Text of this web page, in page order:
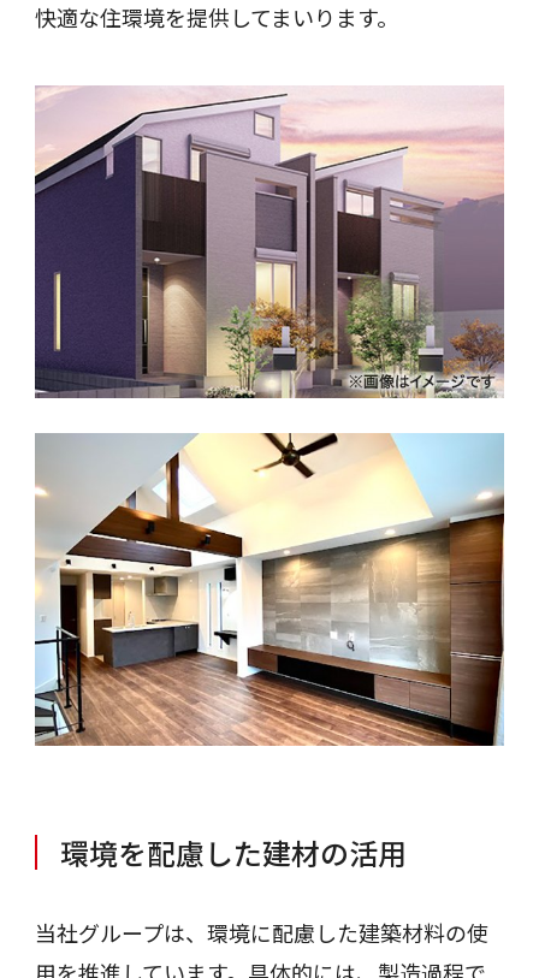
快適な住環境を提供してまいります。
環境を配慮した建材の活用
当社グループは、環境に配慮した建築材料の使
用を推進しています。具体的には、製造過程で